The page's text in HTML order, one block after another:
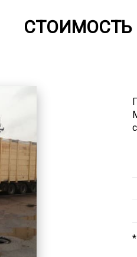
СТОИМОСТЬ